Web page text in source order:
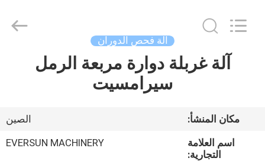
مسكن
عرض
آلة فحص الدوران
آلة غربلة دوارة مربعة الرمل
سيرامسيت
مكان المنشأ:
الصين
اسم العلامة
التجارية:
EVERSUN MACHINERY